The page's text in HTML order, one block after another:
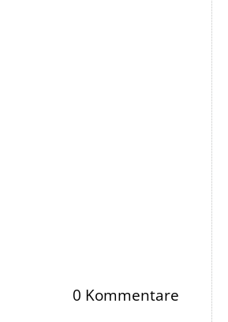
0 Kommentare